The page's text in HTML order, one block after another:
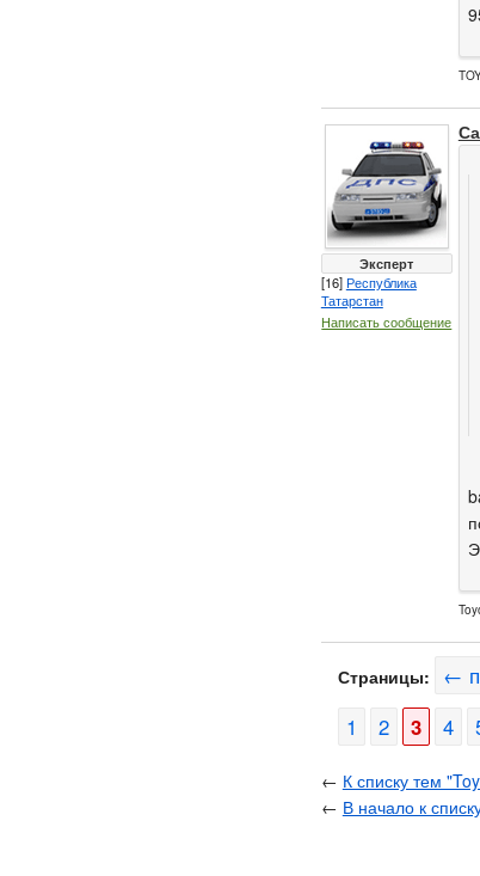
Эксперт
[16]Республика
Татарстан
Написать сообщение
Страницы: ←
1
2 3 4
← К списку тем
← В начало к